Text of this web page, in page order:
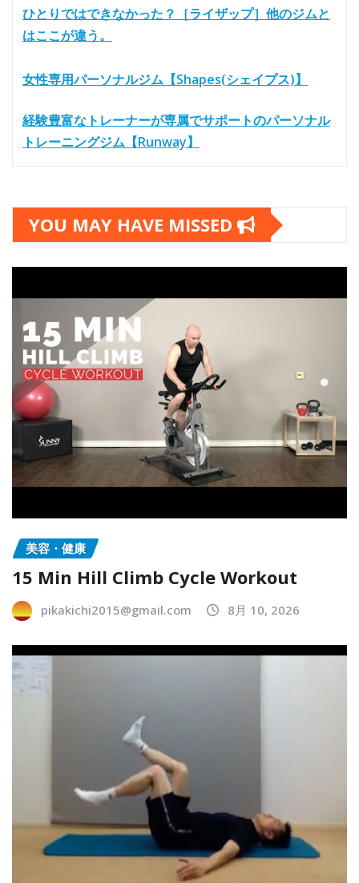
ひとりではできなかった？［ライザップ］他のジムと
はここが違う。
女性専用パーソナルジム【Shapes(シェイプス)】
経験豊富なトレーナーが専属でサポートのパーソナル
トレーニングジム【Runway】
YOU MAY HAVE MISSED
美容・健康
15 Min Hill Climb Cycle Workout
pikakichi2015@gmail.com 8月 10, 2026